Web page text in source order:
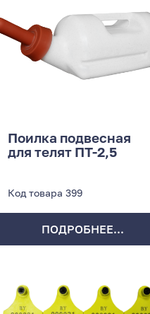
Поилка подвесная
для телят ПТ-2,5
Код товара 399
ПОДРОБНЕЕ...